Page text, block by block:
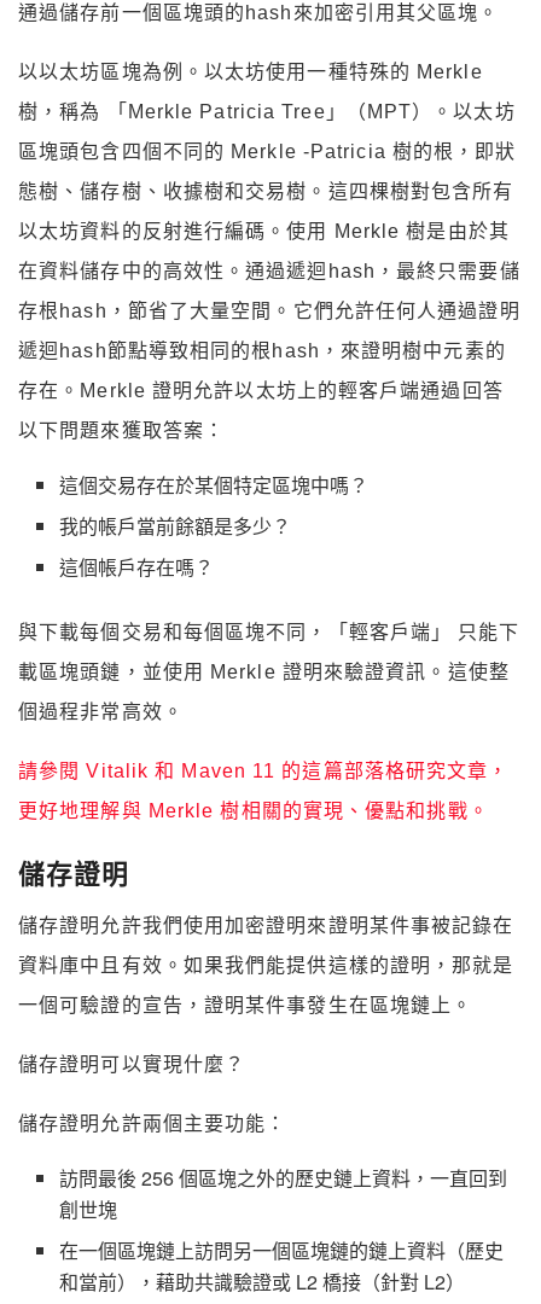
通過儲存前一個區塊頭的hash來加密引用其父區塊。
以以太坊區塊為例。以太坊使用一種特殊的 Merkle
樹，稱為 「Merkle Patricia Tree」（MPT）。以太坊
區塊頭包含四個不同的 Merkle -Patricia 樹的根，即狀
態樹、儲存樹、收據樹和交易樹。這四棵樹對包含所有
以太坊資料的反射進行編碼。使用 Merkle 樹是由於其
在資料儲存中的高效性。通過遞迴hash，最終只需要儲
存根hash，節省了大量空間。它們允許任何人通過證明
遞迴hash節點導致相同的根hash，來證明樹中元素的
存在。Merkle 證明允許以太坊上的輕客戶端通過回答
以下問題來獲取答案：
這個交易存在於某個特定區塊中嗎？
我的帳戶當前餘額是多少？
這個帳戶存在嗎？
與下載每個交易和每個區塊不同，「輕客戶端」 只能下
載區塊頭鏈，並使用 Merkle 證明來驗證資訊。這使整
個過程非常高效。
請參閱 Vitalik 和 Maven 11 的這篇部落格研究文章，
更好地理解與 Merkle 樹相關的實現、優點和挑戰。
儲存證明
儲存證明允許我們使用加密證明來證明某件事被記錄在
資料庫中且有效。如果我們能提供這樣的證明，那就是
一個可驗證的宣告，證明某件事發生在區塊鏈上。
儲存證明可以實現什麼？
儲存證明允許兩個主要功能：
訪問最後 256 個區塊之外的歷史鏈上資料，一直回到
創世塊
在一個區塊鏈上訪問另一個區塊鏈的鏈上資料（歷史
和當前），藉助共識驗證或 L2 橋接（針對 L2）